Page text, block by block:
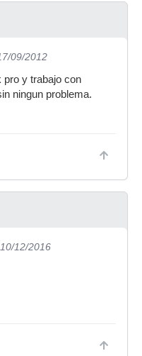
09/2012
pro y trabajo con
ningun problema.
12/2016